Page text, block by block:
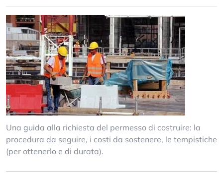
Una guida alla richiesta del permesso di costruire: la
procedura da seguire, i costi da sostenere, le tempistiche
(per ottenerlo e di durata).